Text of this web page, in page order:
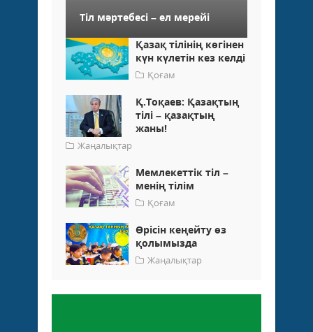
Тіл мәртебесі – ел мерейі
Қазақ тілінің көгінен
күн күлетін кез келді
Қоғам
Қ.Тоқаев: Қазақтың
тілі – қазақтың
жаны!
Жаңалықтар
Мемлекеттік тіл –
менің тілім
Қоғам
Өрісін кеңейту өз
қолымызда
Жаңалықтар